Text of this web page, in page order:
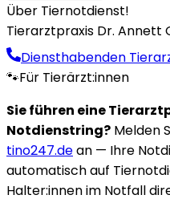
Über Tiernotdienst!
Tierarztpraxis Dr. Annett
Diensthabenden
🐾Für Tierärzt:innen
Sie führen eine
Notdienstring? Melden
tino247.dean — Ihre
automatisch auf
Halter:innen im Notfall